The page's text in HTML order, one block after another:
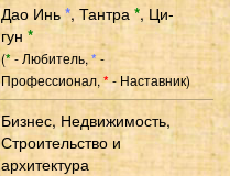
Дао Инь *, Тантра *, Ци-
гун *
(*- Любитель,*-
Профессионал,*- Наставник)
Бизнес, Недвижимость,
Строительство и
архитектура